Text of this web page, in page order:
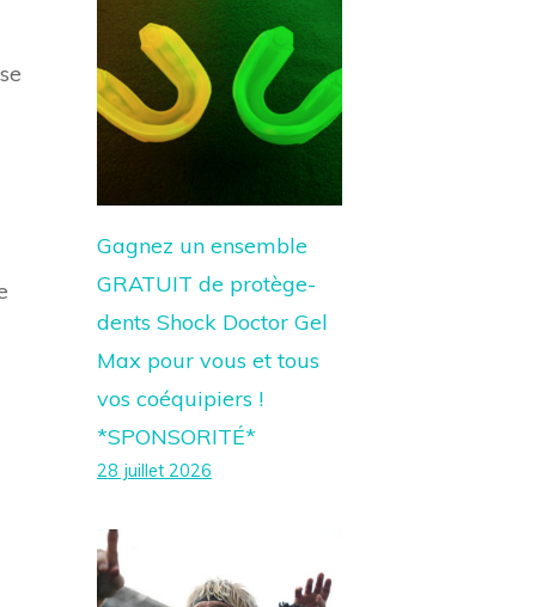
Gagnez un ensemble
GRATUIT de protège-
dents Shock Doctor Gel
Max pour vous et tous
vos coéquipiers !
*SPONSORITÉ*
28 juillet 2026